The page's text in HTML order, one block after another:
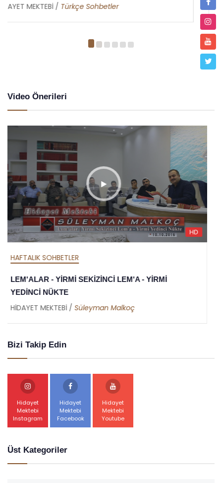
HİDAYET MEKTEBİ /Metin Duymaz
Video Önerileri
HAFTALIK SOHBETLER
MEKTUBAT - YİRMİ DOKUZUNCU MEKTUP -
RAMAZAN RİSALESİ - ALTINCI NÜKTE
HİDAYET MEKTEBİ /Abdullah Akbaş
Bizi Takip Edin
Hidayet
Mektebi
Instagram
Hidayet
Mektebi
Facebook
Hidayet
Mektebi
Youtube
Üst Kategoriler